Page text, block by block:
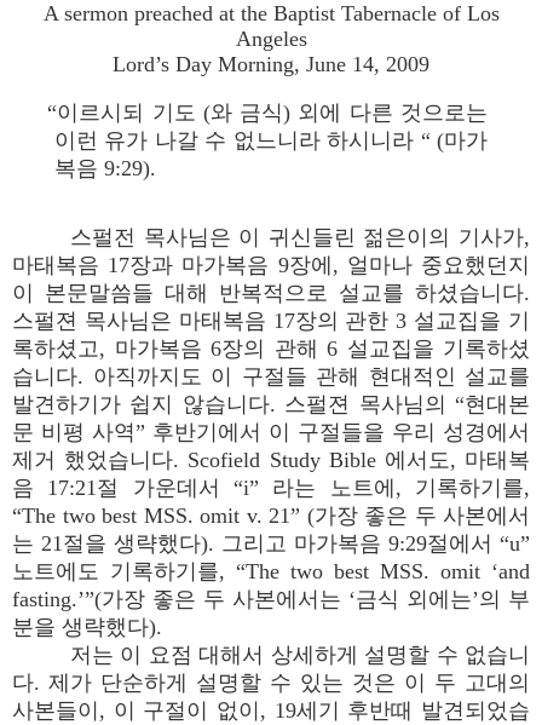
A sermon preached at the Baptist Tabernacle of Los
Angeles
Lord’s Day Morning, June 14, 2009
“이르시되 기도 (와 금식) 외에 다른 것으로는
이런 유가 나갈 수 없느니라 하시니라 “ (마가
복음 9:29).
스펄전 목사님은 이 귀신들린 젊은이의 기사가,
마태복음 17장과 마가복음 9장에, 얼마나 중요했던지
이 본문말씀들 대해 반복적으로 설교를 하셨습니다.
스펄젼 목사님은 마태복음 17장의 관한 3 설교집을 기
록하셨고, 마가복음 6장의 관해 6 설교집을 기록하셨
습니다. 아직까지도 이 구절들 관해 현대적인 설교를
발견하기가 쉽지 않습니다. 스펄젼 목사님의 “현대본
문 비평 사역” 후반기에서 이 구절들을 우리 성경에서
제거 했었습니다. Scofield Study Bible 에서도, 마태복
음 17:21절 가운데서 “i” 라는 노트에, 기록하기를,
“The two best MSS. omit v. 21” (가장 좋은 두 사본에서
는 21절을 생략했다). 그리고 마가복음 9:29절에서 “u”
노트에도 기록하기를, “The two best MSS. omit ‘and
fasting.’”(가장 좋은 두 사본에서는 ‘금식 외에는’의 부
분을 생략했다).
저는 이 요점 대해서 상세하게 설명할 수 없습니
다. 제가 단순하게 설명할 수 있는 것은 이 두 고대의
사본들이, 이 구절이 없이, 19세기 후반때 발견되었습